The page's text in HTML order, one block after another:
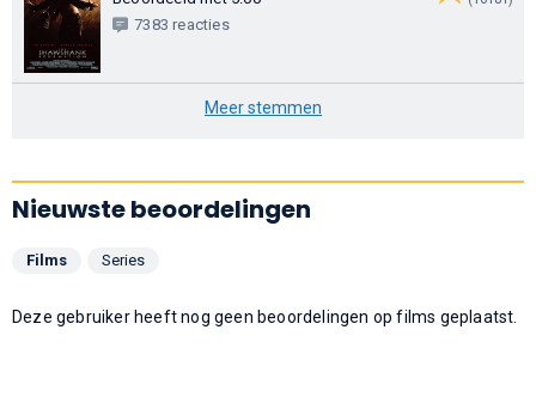
7383 reacties
Meer stemmen
Nieuwste beoordelingen
Films Series
Deze gebruiker heeft nog geen beoordelingen op films geplaatst.